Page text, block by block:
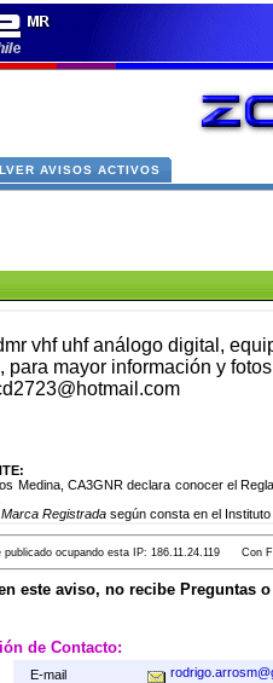
AVISOS ACTIVOS
vhf uhf análogo digital,
para mayor información y
Medina, CA3GNR declara conocer el
Marca Registrada según consta en el
publicado ocupando esta IP: 186.11.24.119 Con
este aviso, no recibe Preguntas
de Contacto:
E-mail